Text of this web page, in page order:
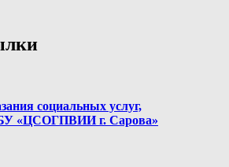
социальных услуг,
«ЦСОГПВИИ г. Сарова»